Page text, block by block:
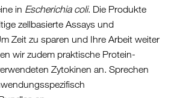
in Escherichia coli. Die Produkte
zellbasierte Assays und
Zeit zu sparen und Ihre Arbeit weiter
wir zudem praktische Protein-
Zytokinen an. Sprechen